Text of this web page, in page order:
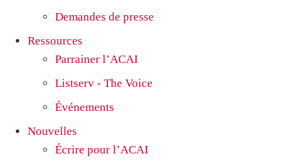
Demandes de presse
Ressources
Parrainer l’ACAI
Listserv - The Voice
Événements
Nouvelles
Écrire pour l’ACAI